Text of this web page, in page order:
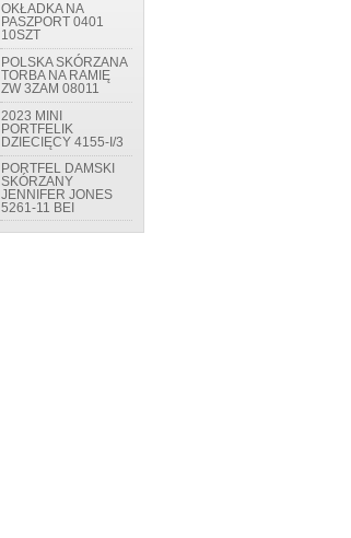
OKŁADKA NA
PASZPORT 0401
10SZT
POLSKA SKÓRZANA
TORBA NA RAMIĘ
ZW 3ZAM 08011
2023 MINI
PORTFELIK
DZIECIĘCY 4155-I/3
PORTFEL DAMSKI
SKÓRZANY
JENNIFER JONES
5261-11 BEI